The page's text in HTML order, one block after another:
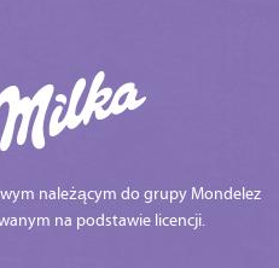
należącym do grupy Mondelez
na podstawie licencji.